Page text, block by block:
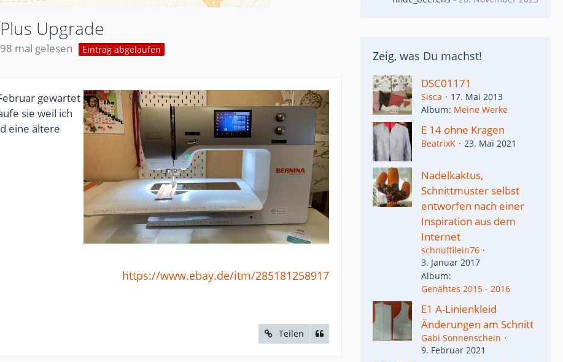
Upgrade
mal gelesen Eintrag abgelaufen
gewartet
sie weil ich
eine ältere
https://www.ebay.de/itm/285181258917
Teilen
Zeig, was Du machst!
DSC01171
Sisca
17. Mai 2013
Album Meine Werke
E 14 ohne Kragen
BeatrixK 23. Mai 2021
Nadelkaktus,
Schnittmuster selbst
entworfen nach einer
Inspiration aus dem
Internet
schnuffilein76
3. Januar 2017
Album
Genähtes 2015 - 2016
E1 A-Linienkleid
Änderungen am Schnitt
Gabi Sonnenschein
9. Februar 2021